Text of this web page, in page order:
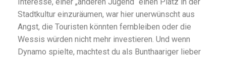
Stadtkultur einzuräumen, war hier unerwünscht aus
Angst, die Touristen könnten fernbleiben oder die
Wessis würden nicht mehr investieren. Und wenn
Dynamo spielte, machtest du als Bunthaariger lieber